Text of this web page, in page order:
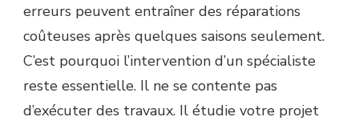
erreurs peuvent entraîner des réparations
coûteuses après quelques saisons seulement.
C’est pourquoi l’intervention d’un spécialiste
reste essentielle. Il ne se contente pas
d’exécuter des travaux. Il étudie votre projet